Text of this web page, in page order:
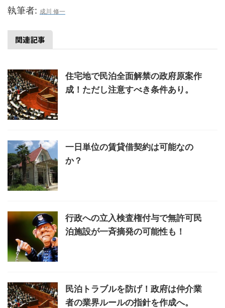
執筆者: 成川 修一
関連記事
住宅地で民泊全面解禁の政府原案作
成！ただし注意すべき条件あり。
一日単位の賃貸借契約は可能なの
か？
行政への立入検査権付与で無許可民
泊施設が一斉摘発の可能性も！
民泊トラブルを防げ！政府は仲介業
者の業界ルールの指針を作成へ。